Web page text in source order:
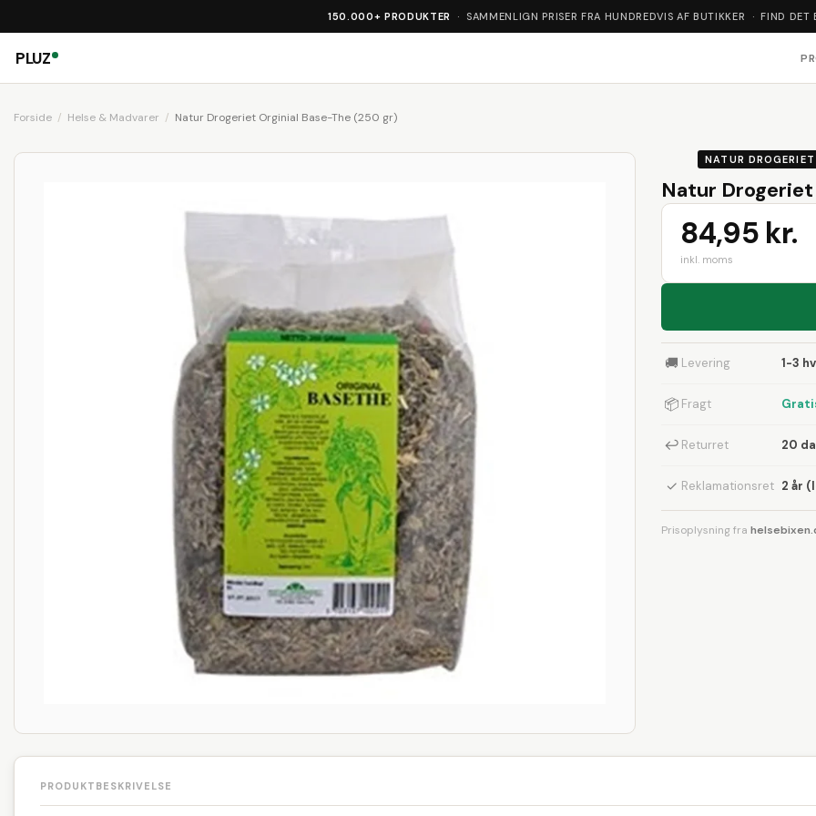
150.000+ PRODUKTER · SAMMENLIGN PRISER FRA HUNDREDVIS AF BUTIKKER · FIND DET
PLUZ
Forside Helse & Madvarer Natur Drogeriet Orginial Base-The (250 gr)
NATUR DROGERIET
Natur
84,95 kr.
inkl. moms
🚚 Levering 1-3
📦 Fragt
↩ Returret 20
✓ Reklamationsret 2 år
Prisoplysning fra
PRODUKTBESKRIVELSE